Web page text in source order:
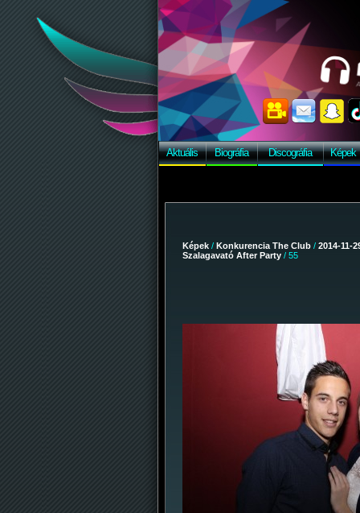
Aktuális
Biográfia Discográfia Képek
Képek / Konkurencia The Club / 2014-11-
Szalagavató After Party / 55